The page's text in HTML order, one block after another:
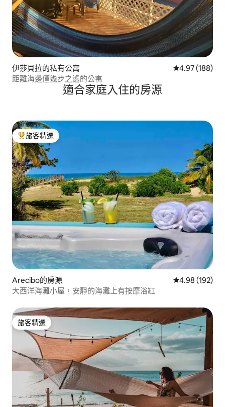
伊莎貝拉的私有公寓 從 188 則評價
4.97 (188)
距離海邊僅幾步之遙的公寓
適合家庭入住的房源
旅客精選榜首
旅客精選
Arecibo的房源 從 192 則評價
4.98 (192)
大西洋海灘小屋，安靜的海灘上有按摩浴缸
旅客精選
旅客精選